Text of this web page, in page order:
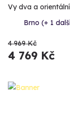
Vy dva a
Brno (+ 1
4 969 Kč
4 769 Kč